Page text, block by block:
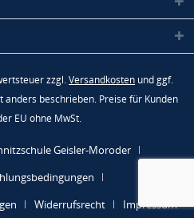
zzgl.Versandkosten und ggf.
beschrieben. Preise für Kunden
EU ohne MwSt.
Geisler-Moroder
Widerrufsrecht Impressum